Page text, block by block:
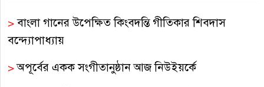
>বাংলা গানের উপেক্ষিত কিংবদন্তি গীতিকার শিবদাস
বন্দ্যোপাধ্যায়
>অপূর্বের একক সংগীতানুষ্ঠান আজ নিউইয়র্কে